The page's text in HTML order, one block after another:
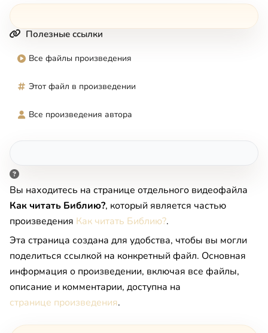
Полезные ссылки
Все файлы произведения
Этот файл в произведении
Все произведения автора
Вы находитесь на странице отдельного видеофайла
Как читать Библию?, который является частью
произведения Как читать Библию?.
Эта страница создана для удобства, чтобы вы могли
поделиться ссылкой на конкретный файл. Основная
информация о произведении, включая все файлы,
описание и комментарии, доступна на
странице произведения.